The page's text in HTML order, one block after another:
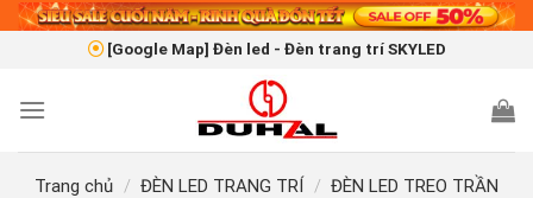
Skip
[Google Map] Đèn led - Đèn trang trí SKYLED
Trang chủ / ĐÈN LED TRANG TRÍ / ĐÈN LED TREO TRẦN